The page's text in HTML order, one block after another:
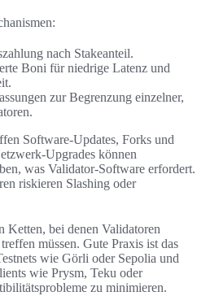
nach Stakeanteil.
Boni für niedrige Latenz und
zur Begrenzung einzelner,
Software-Updates, Forks und
Upgrades können
was Validator-Software erfordert.
riskieren Slashing oder
Ketten, bei denen Validatoren
müssen. Gute Praxis ist das
wie Görli oder Sepolia und
wie Prysm, Teku oder
zu minimieren.